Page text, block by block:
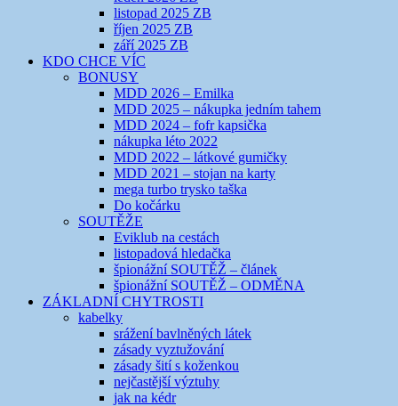
listopad 2025 ZB
říjen 2025 ZB
září 2025 ZB
KDO CHCE VÍC
BONUSY
MDD 2026 – Emilka
MDD 2025 – nákupka jedním tahem
MDD 2024 – fofr kapsička
nákupka léto 2022
MDD 2022 – látkové gumičky
MDD 2021 – stojan na karty
mega turbo trysko taška
Do kočárku
SOUTĚŽE
Eviklub na cestách
listopadová hledačka
špionážní SOUTĚŽ – článek
špionážní SOUTĚŽ – ODMĚNA
ZÁKLADNÍ CHYTROSTI
kabelky
srážení bavlněných látek
zásady vyztužování
zásady šití s koženkou
nejčastější výztuhy
jak na kédr